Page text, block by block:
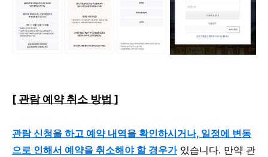
[ 관람 예약 취소 방법 ]
관람 신청을 하고 예약 내역을 확인하시거나, 일정에 변동
으로 인해서 예약을 취소해야 할 경우가있습니다. 만약 관